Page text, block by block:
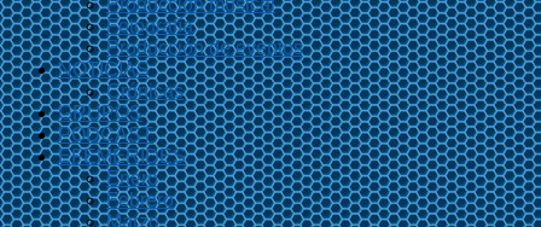
Producción musical
Fotografía
Producción de eventos
NOTICIAS
Crónicas
GRUPOS
PODCAST
EFEMÉRIDES
Enero
Febrero
Marzo